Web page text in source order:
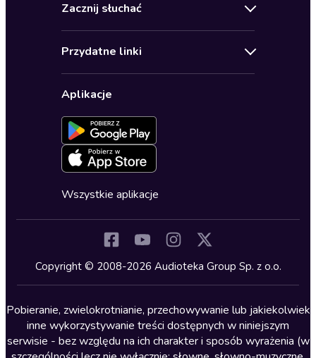
Biznes, marketing, ekonomia
Dla młodzieży
Kryminały
Lektury szkolne
Literatura anglojęzyczna
Literatura faktu
Pomoc
Ustawienia prywatności
Formularz zgłaszania nielegalnych treści
Deklaracja dostępności
Zacznij słuchać
Karnety
Oferta dla firm i bibliotek
Przydatne linki
Dołącz do newslettera
Blog
Zapowiedzi
Cykle audiobooków
Aplikacje
Wszystkie aplikacje
Copyright © 2008-2026 Audioteka Group Sp. z o.o.
Pobieranie, zwielokrotnianie, przechowywanie lub jakiekolwiek
inne wykorzystywanie treści dostępnych w niniejszym
serwisie - bez względu na ich charakter i sposób wyrażenia (w